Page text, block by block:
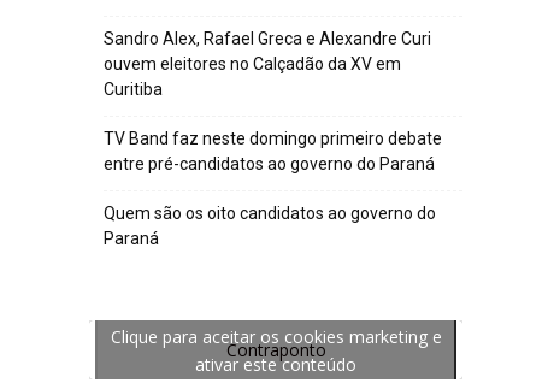
Sandro Alex, Rafael Greca e Alexandre Curi
ouvem eleitores no Calçadão da XV em
Curitiba
TV Band faz neste domingo primeiro debate
entre pré-candidatos ao governo do Paraná
Quem são os oito candidatos ao governo do
Paraná
Contraponto
Clique para aceitar os cookies marketing e
ativar este conteúdo